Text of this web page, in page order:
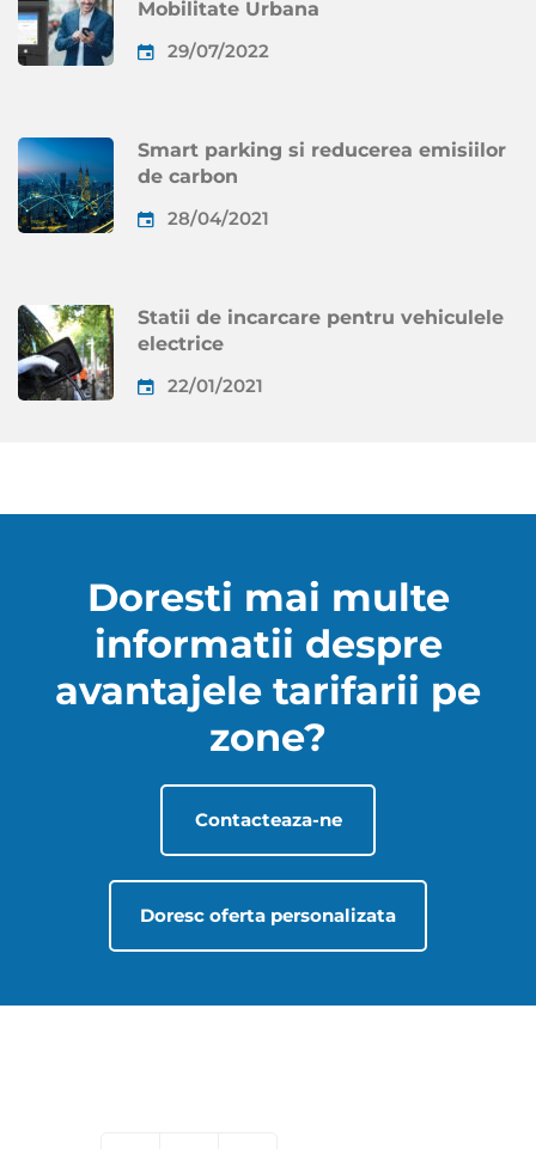
Mobilitate Urbana
29/07/2022
Smart parking si reducerea emisiilor
de carbon
28/04/2021
Statii de incarcare pentru vehiculele
electrice
22/01/2021
Doresti mai multe
informatii despre
avantajele tarifarii pe
zone?
Contacteaza-ne
Doresc oferta personalizata